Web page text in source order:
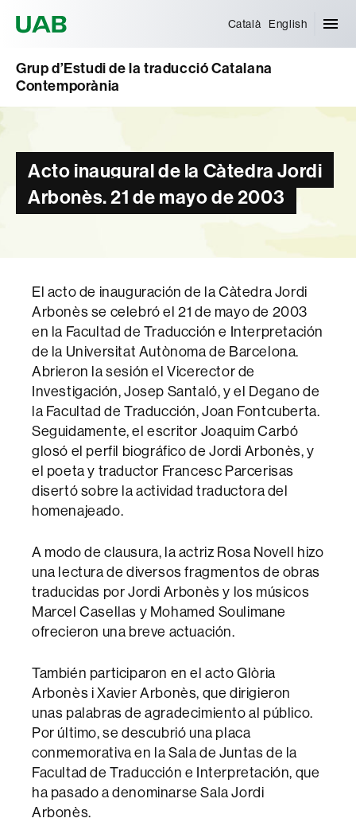
Català English
Grup d’Estudi de la traducció Catalana
Contemporània
Acto inaugural de la Càtedra Jordi
Arbonès. 21 de mayo de 2003
El acto de inauguración de la Càtedra Jordi
Arbonès se celebró el 21 de mayo de 2003
en la Facultad de Traducción e Interpretación
de la Universitat Autònoma de Barcelona.
Abrieron la sesión el Vicerector de
Investigación, Josep Santaló, y el Degano de
la Facultad de Traducción, Joan Fontcuberta.
Seguidamente, el escritor Joaquim Carbó
glosó el perfil biográfico de Jordi Arbonès, y
el poeta y traductor Francesc Parcerisas
disertó sobre la actividad traductora del
homenajeado.
A modo de clausura, la actriz Rosa Novell hizo
una lectura de diversos fragmentos de obras
traducidas por Jordi Arbonès y los músicos
Marcel Casellas y Mohamed Soulimane
ofrecieron una breve actuación.
También participaron en el acto Glòria
Arbonès i Xavier Arbonès, que dirigieron
unas palabras de agradecimiento al público.
Por último, se descubrió una placa
conmemorativa en la Sala de Juntas de la
Facultad de Traducción e Interpretación, que
ha pasado a denominarse Sala Jordi
Arbonès.